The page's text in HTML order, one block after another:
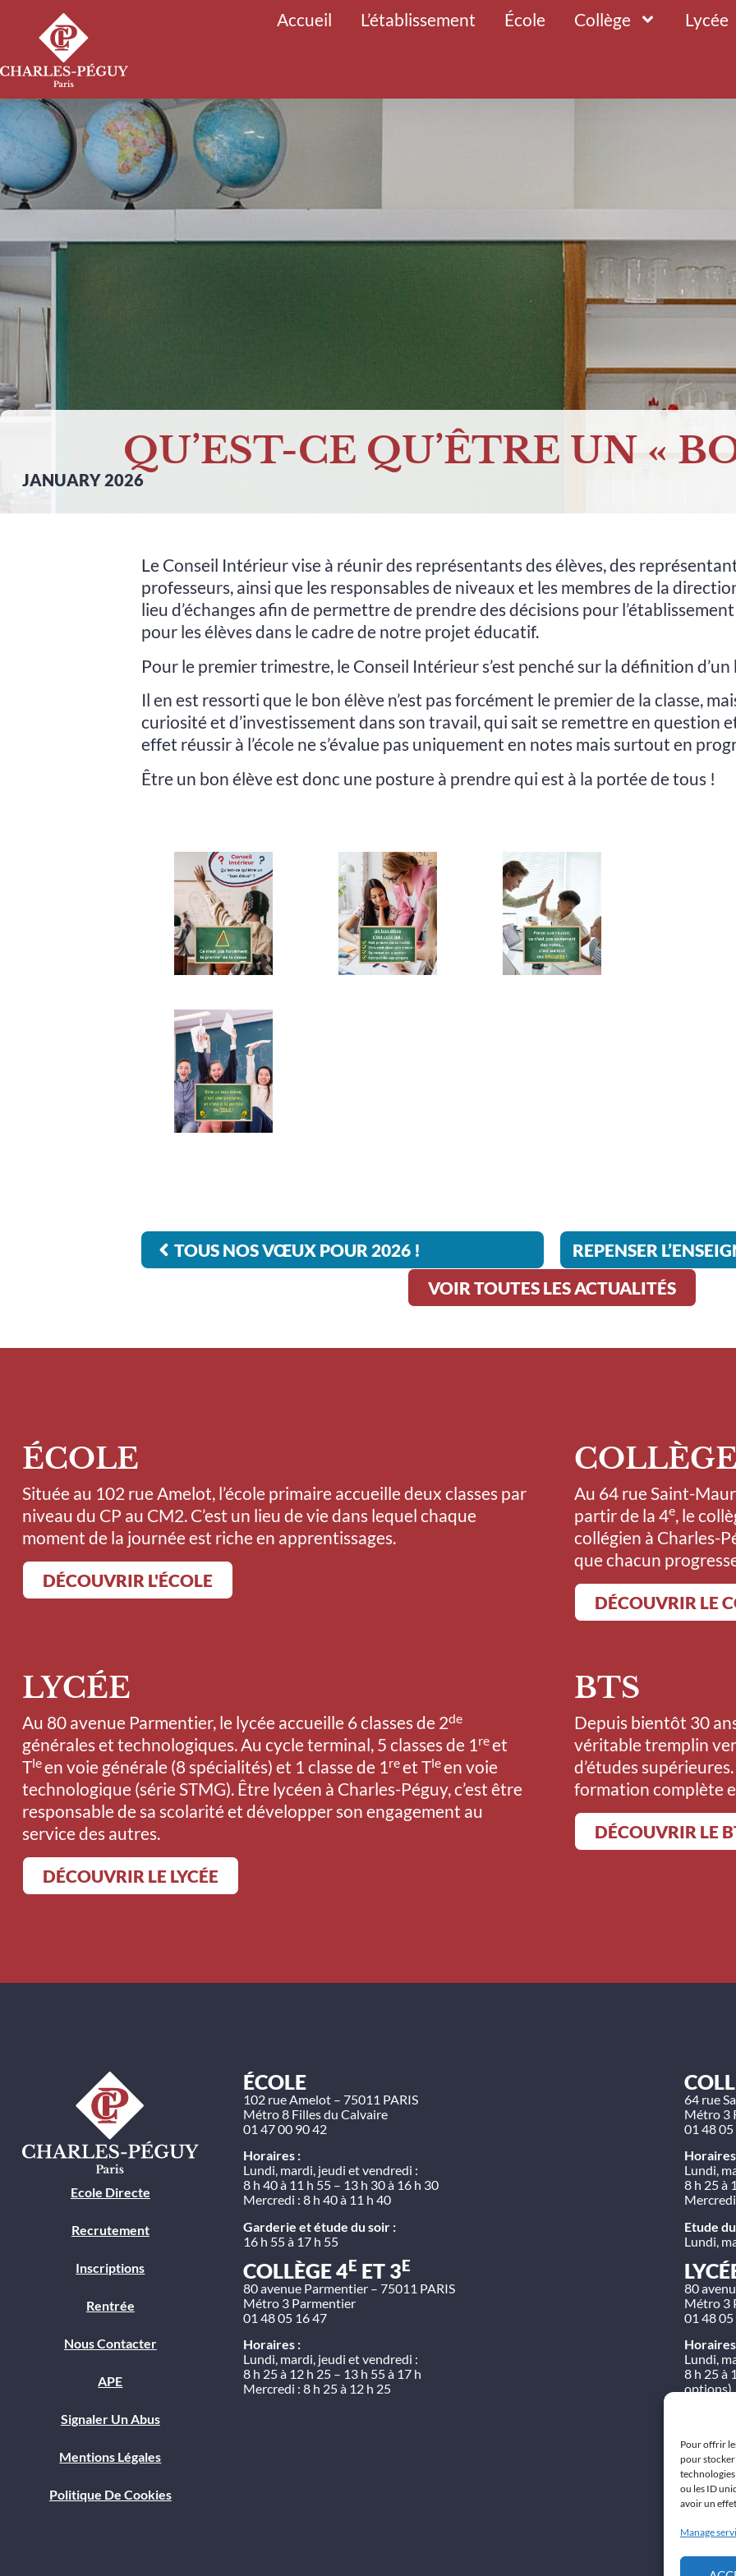
Pour offrir
pour stocker
ou les ID
avoir un
Manage
Accueil L’établissement École Collège Lycée
QU’EST-CE QU’ÊTRE UN «
JANUARY 2026
Le Conseil Intérieur vise à réunir des représentants des élèves, des
professeurs, ainsi que les responsables de niveaux et les membres de la
lieu d’échanges afin de permettre de prendre des décisions pour
pour les élèves dans le cadre de notre projet éducatif.
Pour le premier trimestre, le Conseil Intérieur s’est penché sur la définition d’un
Il en est ressorti que le bon élève n’est pas forcément le premier de la classe,
curiosité et d’investissement dans son travail, qui sait se remettre en question
effet réussir à l’école ne s’évalue pas uniquement en notes mais surtout en
Être un bon élève est donc une posture à prendre qui est à la portée de tous !
TOUS NOS VŒUX POUR 2026 !
VOIR TOUTES LES ACTUALITÉS
ÉCOLE
Située au 102 rue Amelot, l’école primaire accueille deux classes par
niveau du CP au CM2. C’est un lieu de vie dans lequel chaque
moment de la journée est riche en apprentissages.
DÉCOUVRIR L'ÉCOLE
COLLÈGE
Au 64 rue Saint-
partir de la 4e, le
collégien à Charles-
que chacun
DÉCOUVRIR LE
LYCÉE
Au 80 avenue Parmentier, le lycée accueille 6 classes de 2de
générales et technologiques. Au cycle terminal, 5 classes de 1reet
Tleen voie générale (8 spécialités) et 1 classe de 1reet Tleen voie
technologique (série STMG). Être lycéen à Charles-Péguy, c’est être
responsable de sa scolarité et développer son engagement au
service des autres.
DÉCOUVRIR LE LYCÉE
BTS
Depuis bientôt 30
véritable tremplin
d’études
formation complète
DÉCOUVRIR LE
Ecole Directe
Recrutement
Inscriptions
Rentrée
Nous Contacter
APE
Signaler Un Abus
Mentions Légales
Politique De Cookies
ÉCOLE
102 rue Amelot – 75011 PARIS
Métro 8 Filles du Calvaire
01 47 00 90 42
Horaires :
Lundi, mardi, jeudi et vendredi :
8 h 40 à 11 h 55 – 13 h 30 à 16 h 30
Mercredi : 8 h 40 à 11 h 40
Garderie et étude du soir :
16 h 55 à 17 h 55
COLLÈGE 4E ET 3E
80 avenue Parmentier – 75011 PARIS
Métro 3 Parmentier
01 48 05 16 47
Horaires :
Lundi, mardi, jeudi et vendredi :
8 h 25 à 12 h 25 – 13 h 55 à 17 h
Mercredi : 8 h 25 à 12 h 25
64 rue
Métro 3
01 48
Lundi,
8 h 25 à
Etude
Lundi,
80
Métro 3
01 48
Lundi,
8 h 25 à
options)